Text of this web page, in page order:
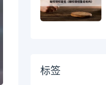
标签